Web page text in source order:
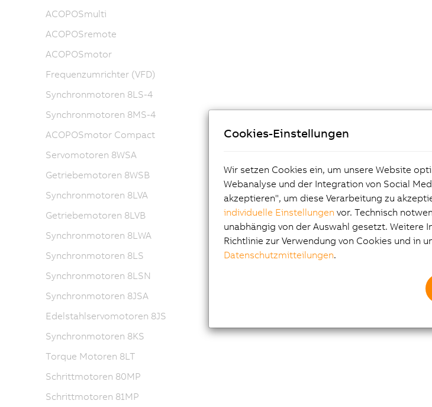
ACOPOSmulti
ACOPOSremote
ACOPOSmotor
Frequenzumrichter (VFD)
Synchronmotoren 8LS-4
Synchronmotoren 8MS-4
ACOPOSmotor Compact
Servomotoren 8WSA
Getriebemotoren 8WSB
Synchronmotoren 8LVA
Getriebemotoren 8LVB
Synchronmotoren 8LWA
Synchronmotoren 8LS
Synchronmotoren 8LSN
Synchronmotoren 8JSA
Edelstahlservomotoren 8JS
Synchronmotoren 8KS
Torque Motoren 8LT
Schrittmotoren 80MP
Schrittmotoren 81MP
Cookies-Einstellungen
Wir setzen Cookies ein, um unsere Website
Webanalyse und der Integration von Social
akzeptieren", um diese Verarbeitung zu
individuelle Einstellungen vor. Technisch
unabhängig von der Auswahl gesetzt. Weitere
Richtlinie zur Verwendung von Cookies und in
Datenschutzmitteilungen.